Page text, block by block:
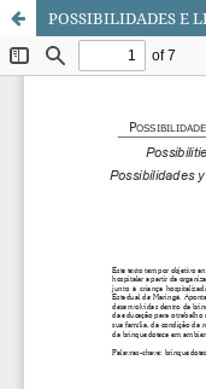
POSSIBILIDADES E